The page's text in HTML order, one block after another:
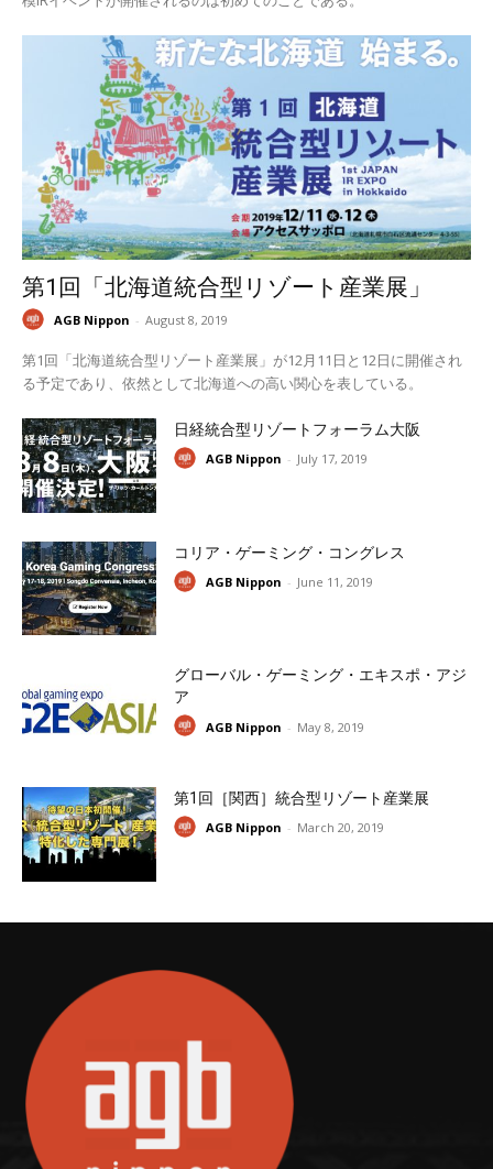
第1回「北海道統合型リゾート産業展」
AGB Nippon - August 8, 2019
第1回「北海道統合型リゾート産業展」が12月11日と12日に開催され
る予定であり、依然として北海道への高い関心を表している。
日経統合型リゾートフォーラム大阪
AGB Nippon - July 17, 2019
コリア・ゲーミング・コングレス
AGB Nippon - June 11, 2019
グローバル・ゲーミング・エキスポ・アジ
ア
AGB Nippon - May 8, 2019
第1回［関西］統合型リゾート産業展
AGB Nippon - March 20, 2019